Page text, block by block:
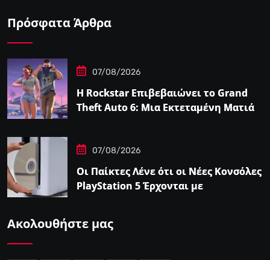
Πρόσφατα Άρθρα
07/08/2026
Η Rockstar Επιβεβαιώνει το Grand
Theft Auto 6: Μια Εκτεταμένη Ματιά
07/08/2026
Οι Παίκτες Λένε ότι οι Νέες Κονσόλες
PlayStation 5 Έρχονται με
Ακολουθήστε μας